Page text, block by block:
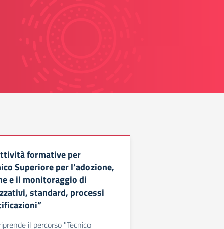
formative per
Superiore per l’adozione,
e il monitoraggio di
standard, processi
il percorso "Tecnico